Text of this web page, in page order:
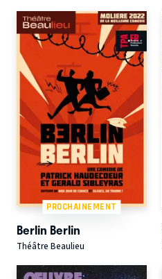
PROCHAINEMENT
Berlin Berlin
Théâtre Beaulieu